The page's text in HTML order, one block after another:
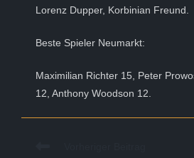
Lorenz Dupper, Korbinian Freund.
Beste Spieler Neumarkt:
Maximilian Richter 15, Peter
12, Anthony Woodson 12.